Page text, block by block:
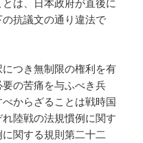
は、日本政府が直後に
抗議文の通り違法で
につき無制限の権利を有
の苦痛を与ふべき兵
からざることは戦時国
陸戦の法規慣例に関す
関する規則第二十二